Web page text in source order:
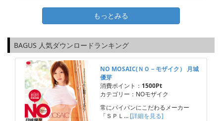
もっとみる
BAGUS 人気ダウンロードランキング
NO MOSAIC(ＮＯ－モザイク） 月城
優芽
消費ポイント： 1500Pt
カテゴリー：NOモザイク
常にパイパンにこだわるメーカー
「ＳＰＬ… [詳細を見る]